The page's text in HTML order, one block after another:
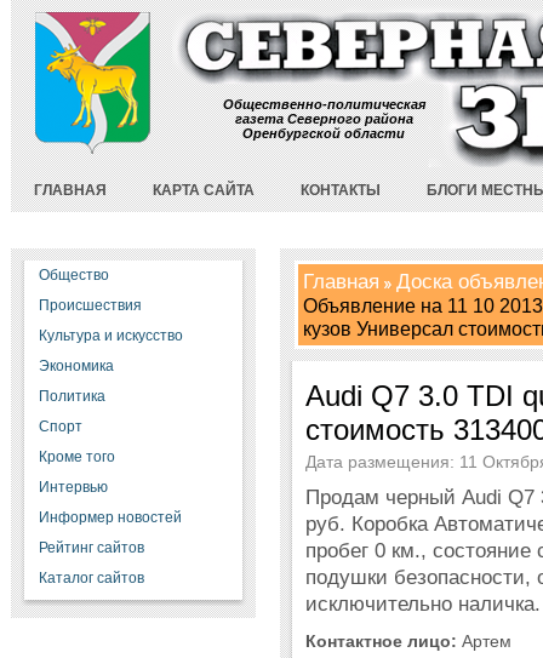
Общественно-политическая
газета Северного района
Оренбургской области
ГЛАВНАЯ КАРТА САЙТА КОНТАКТЫ БЛОГИ
Общество
Происшествия
Культура и искусство
Экономика
Политика
Спорт
Кроме того
Интервью
Информер новостей
Рейтинг сайтов
Каталог сайтов
Главная Доска
Объявление на 11 10
кузов Универсал
Audi Q7 3.0 TDI
стоимость
Дата размещения: 11
Продам черный Audi Q7
руб. Коробка
пробег 0 км., состояние
подушки безопасности,
исключительно наличка.
Контактное лицо: Артем